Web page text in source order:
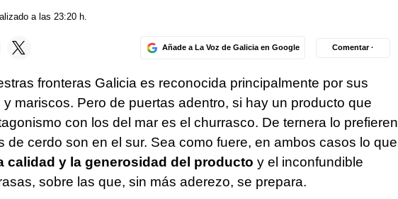
a las 23:20 h.
Añade a La Voz de Galicia en Google Comentar ·
fronteras Galicia es reconocida principalmente por sus
mariscos. Pero de puertas adentro, si hay un producto que
con los del mar es el churrasco. De ternera lo prefieren
de cerdo son en el sur. Sea como fuere, en ambos casos lo que
calidad y la generosidad del producto y el inconfundible
sobre las que, sin más aderezo, se prepara.